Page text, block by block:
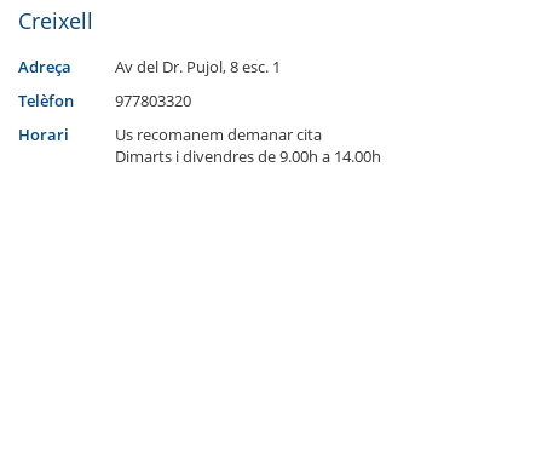
Creixell
Adreça
Av del Dr. Pujol, 8 esc. 1
Telèfon
977803320
Horari
Us recomanem demanar cita
Dimarts i divendres de 9.00h a 14.00h